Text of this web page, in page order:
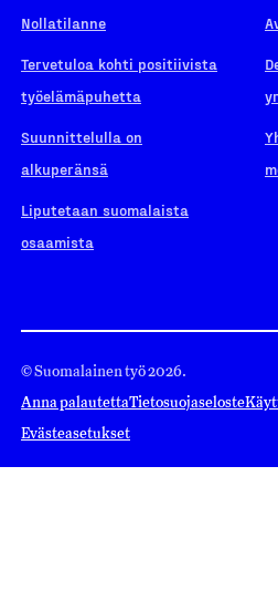
Nollatilanne
Tervetuloa kohti positiivista
työelämäpuhetta
Suunnittelulla on
alkuperänsä
Liputetaan suomalaista
osaamista
© Suomalainen työ 2026.
Anna palautettaTietosuojaseloste
Evästeasetukset